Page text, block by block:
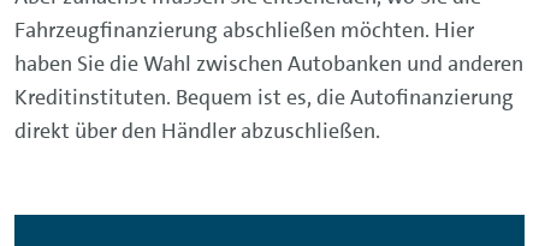
Fahrzeugfinanzierung abschließen möchten. Hier
haben Sie die Wahl zwischen Autobanken und anderen
Kreditinstituten. Bequem ist es, die Autofinanzierung
direkt über den Händler abzuschließen.